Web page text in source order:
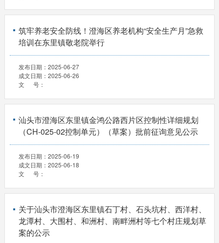
筑牢养老安全防线！澄海区养老机构“安全生产月”急救
培训在东里镇敬老院举行
发布日期： 2025-06-27
成文日期： 2025-06-26
文 号：
汕头市澄海区东里镇金鸿公路西片区控制性详细规划
（CH-025-02控制单元）（草案）批前征询意见公示
发布日期： 2025-06-19
成文日期： 2025-06-18
文 号：
关于汕头市澄海区东里镇石丁村、石头坑村、西洋村、
龙潭村、大围村、和洲村、南畔洲村等七个村庄规划草
案的公示